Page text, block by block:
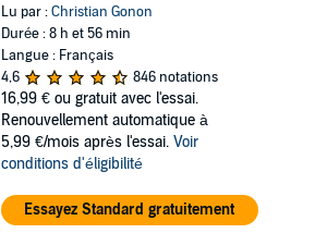
Lu par :Christian Gonon
Durée : 8 h et 56 min
Langue : Français
4,6
846 notations
16,99 € ou gratuit avec l'essai.
Renouvellement automatique à
5,99 €/mois après l'essai. Voir
conditions d'éligibilité
Essayez Standard gratuitement